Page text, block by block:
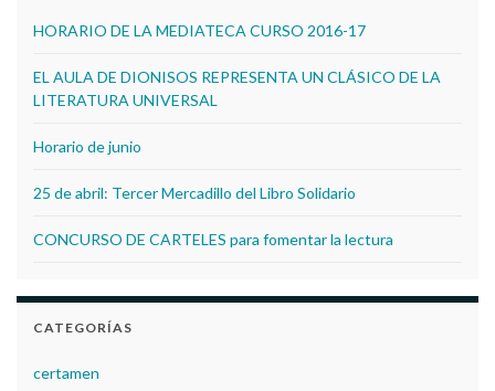
HORARIO DE LA MEDIATECA CURSO 2016-17
EL AULA DE DIONISOS REPRESENTA UN CLÁSICO DE LA
LITERATURA UNIVERSAL
Horario de junio
25 de abril: Tercer Mercadillo del Libro Solidario
CONCURSO DE CARTELES para fomentar la lectura
CATEGORÍAS
certamen